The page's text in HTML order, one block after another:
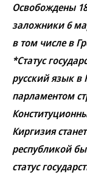
Освобождены
заложники 6
в том числе в
*Статус
русский язык в
парламентом
Киргизия
республикой
статус